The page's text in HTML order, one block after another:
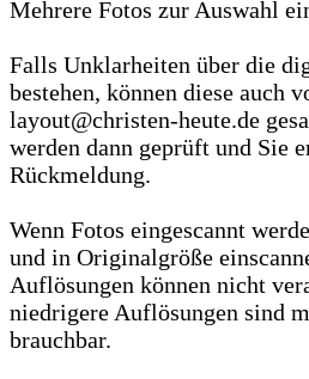
Mehrere Fotos zur Auswahl
Falls Unklarheiten über die
bestehen, können diese auch
layout@christen-heute.de
werden dann geprüft und Sie
Rückmeldung.
Wenn Fotos eingescannt
und in Originalgröße
Auflösungen können nicht
niedrigere Auflösungen sind
brauchbar.